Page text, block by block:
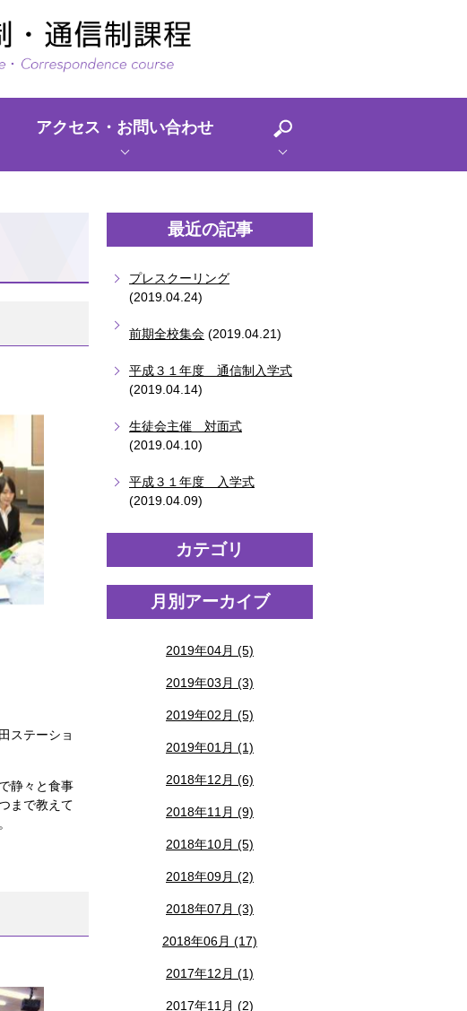
アクセス・お問い合わせ
は
ま
ステーショ
静々と食事
まで教えて
最近の記事
プレスクーリング
(2019.04.24)
前期全校集会 (2019.04.21)
平成３１年度 通信制入学式
(2019.04.14)
生徒会主催 対面式
(2019.04.10)
平成３１年度 入学式
(2019.04.09)
カテゴリ
月別アーカイブ
2019年04月 (5)
2019年03月 (3)
2019年02月 (5)
2019年01月 (1)
2018年12月 (6)
2018年11月 (9)
2018年10月 (5)
2018年09月 (2)
2018年07月 (3)
2018年06月 (17)
2017年12月 (1)
2017年11月 (2)